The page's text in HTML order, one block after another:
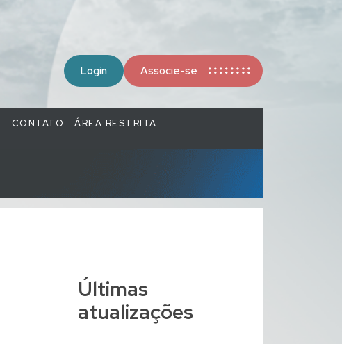
Login Associe-se
CONTATO ÁREA RESTRITA
Últimas
atualizações